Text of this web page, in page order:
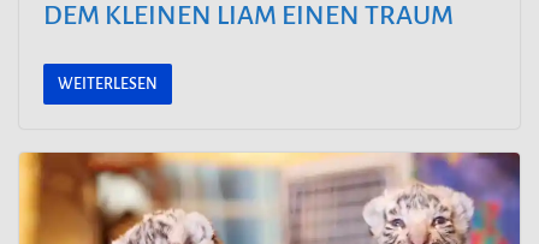
DEM KLEINEN LIAM EINEN TRAUM
WEITERLESEN